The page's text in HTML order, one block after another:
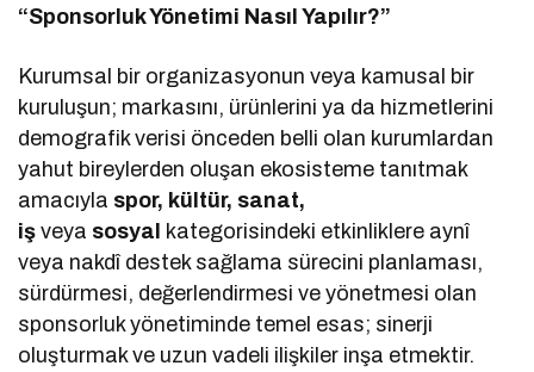
“Sponsorluk Yönetimi Nasıl Yapılır?”
Kurumsal bir organizasyonun veya kamusal bir
kuruluşun; markasını, ürünlerini ya da hizmetlerini
demografik verisi önceden belli olan kurumlardan
yahut bireylerden oluşan ekosisteme tanıtmak
amacıyla spor, kültür, sanat,
iş veya sosyal kategorisindeki etkinliklere aynî
veya nakdî destek sağlama sürecini planlaması,
sürdürmesi, değerlendirmesi ve yönetmesi olan
sponsorluk yönetiminde temel esas; sinerji
oluşturmak ve uzun vadeli ilişkiler inşa etmektir.